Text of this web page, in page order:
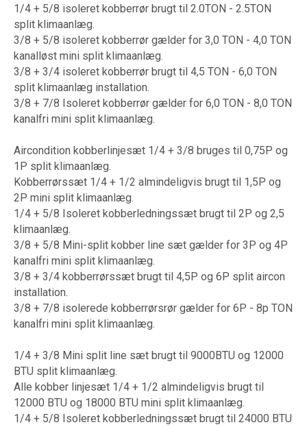
1/4 + 5/8 isoleret kobberrør brugt til 2.0TON - 2.5TON
split klimaanlæg.
3/8 + 5/8 isoleret kobberrør gælder for 3,0 TON - 4,0 TON
kanalløst mini split klimaanlæg.
3/8 + 3/4 isoleret kobberrør brugt til 4,5 TON - 6,0 TON
split klimaanlæg installation.
3/8 + 7/8 Isoleret kobberrør gælder for 6,0 TON - 8,0 TON
kanalfri mini split klimaanlæg.
Aircondition kobberlinjesæt 1/4 + 3/8 bruges til 0,75P og
1P split klimaanlæg.
Kobberrørssæt 1/4 + 1/2 almindeligvis brugt til 1,5P og
2P mini split klimaanlæg.
1/4 + 5/8 Isoleret kobberledningssæt brugt til 2P og 2,5
klimaanlæg.
3/8 + 5/8 Mini-split kobber line sæt gælder for 3P og 4P
kanalfri mini split klimaanlæg.
3/8 + 3/4 kobberrørssæt brugt til 4,5P og 6P split aircon
installation.
3/8 + 7/8 isolerede kobberrørsrør gælder for 6P - 8p TON
kanalfri mini split klimaanlæg.
1/4 + 3/8 Mini split line sæt brugt til 9000BTU og 12000
BTU split klimaanlæg.
Alle kobber linjesæt 1/4 + 1/2 almindeligvis brugt til
12000 BTU og 18000 BTU mini split klimaanlæg.
1/4 + 5/8 Isoleret kobberledningssæt brugt til 24000 BTU